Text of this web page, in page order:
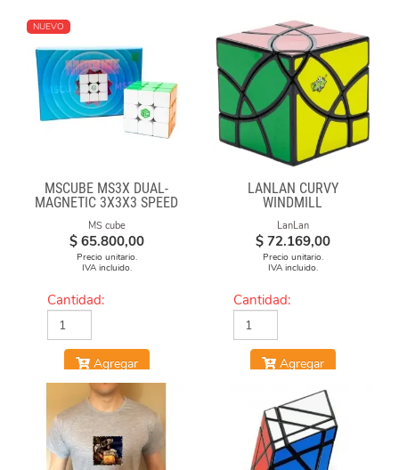
NUEVO
MSCUBE MS3X DUAL-
MAGNETIC 3X3X3 SPEED
CUBE STICKERLESS
MS cube
$ 65.800,00
Precio unitario.
IVA incluido.
Cantidad:
Agregar
LANLAN CURVY
WINDMILL
LanLan
$ 72.169,00
Precio unitario.
IVA incluido.
Cantidad:
Agregar